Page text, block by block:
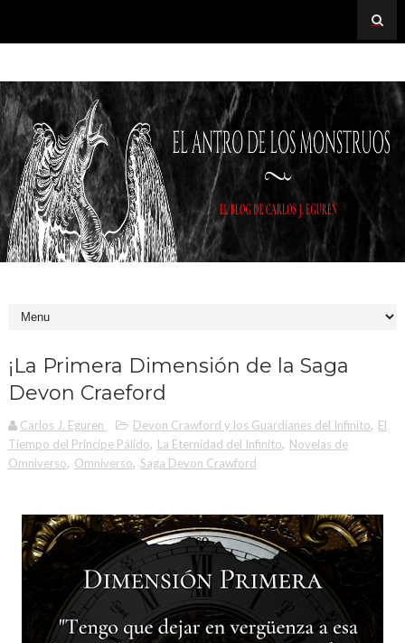
¡La Primera Dimensión de la Saga
Devon Craeford
Carlos J. Eguren Devon Crawford y los Guardianes del Infinito, El
Tiempo del Príncipe Pálido, La Eternidad del Infinito, Novelas de
Omniverso, Omniverso, Saga Devon Crawford